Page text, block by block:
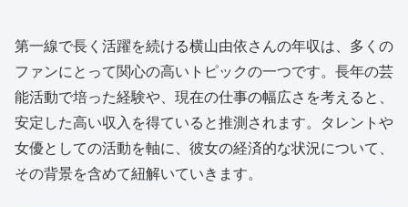
第一線で長く活躍を続ける横山由依さんの年収は、多くの
ファンにとって関心の高いトピックの一つです。長年の芸
能活動で培った経験や、現在の仕事の幅広さを考えると、
安定した高い収入を得ていると推測されます。タレントや
女優としての活動を軸に、彼女の経済的な状況について、
その背景を含めて紐解いていきます。